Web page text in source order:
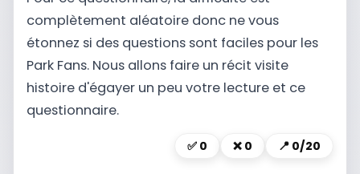
complètement aléatoire donc ne vous
étonnez si des questions sont faciles pour les
Park Fans. Nous allons faire un récit visite
histoire d'égayer un peu votre lecture et ce
questionnaire.
✅ 0 ❌ 0 📍 0/20